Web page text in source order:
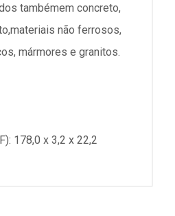
tambémem concreto,
não ferrosos,
mármores e granitos.
178,0 x 3,2 x 22,2